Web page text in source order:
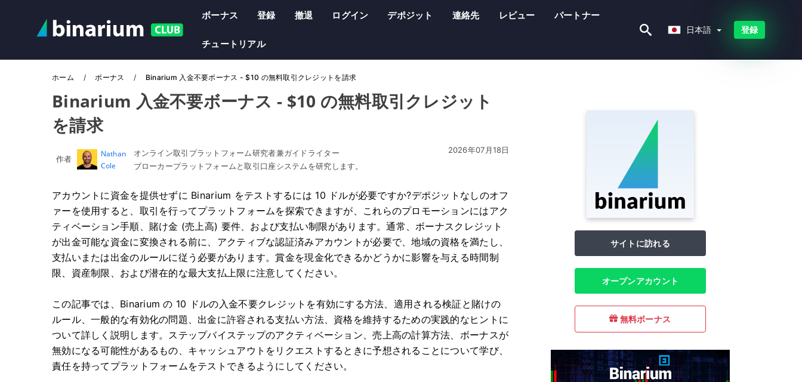
ボーナス 登録 撤退 ログイン デポジット 連絡先 レビュー パートナー
チュートリアル
日本語 登録
ホーム ボーナス Binarium 入金不要ボーナス - $10 の無料取引クレジットを請求
Binarium 入金不要ボーナス - $10 の無料取引クレジット
を請求
作者
Nathan
Cole
オンライン取引プラットフォーム研究者兼ガイドライター
ブローカープラットフォームと取引口座システムを研究します。
2026年07月18日
アカウントに資金を提供せずに Binarium をテストするには 10 ドルが必要ですか?デポジットなしのオフ
ァーを使用すると、取引を行ってプラットフォームを探索できますが、これらのプロモーションにはアク
ティベーション手順、賭け金 (売上高) 要件、および支払い制限があります。通常、ボーナスクレジット
が出金可能な資金に変換される前に、アクティブな認証済みアカウントが必要で、地域の資格を満たし、
支払いまたは出金のルールに従う必要があります。賞金を現金化できるかどうかに影響を与える時間制
限、資産制限、および潜在的な最大支払上限に注意してください。
この記事では、Binarium の 10 ドルの入金不要クレジットを有効にする方法、適用される検証と賭けの
ルール、一般的な有効化の問題、出金に許容される支払い方法、資格を維持するための実践的なヒントに
ついて詳しく説明します。ステップバイステップのアクティベーション、売上高の計算方法、ボーナスが
無効になる可能性があるもの、キャッシュアウトをリクエストするときに予想されることについて学び、
責任を持ってプラットフォームをテストできるようにしてください。
サイトに訪れる
オープンアカウント
無料ボーナス